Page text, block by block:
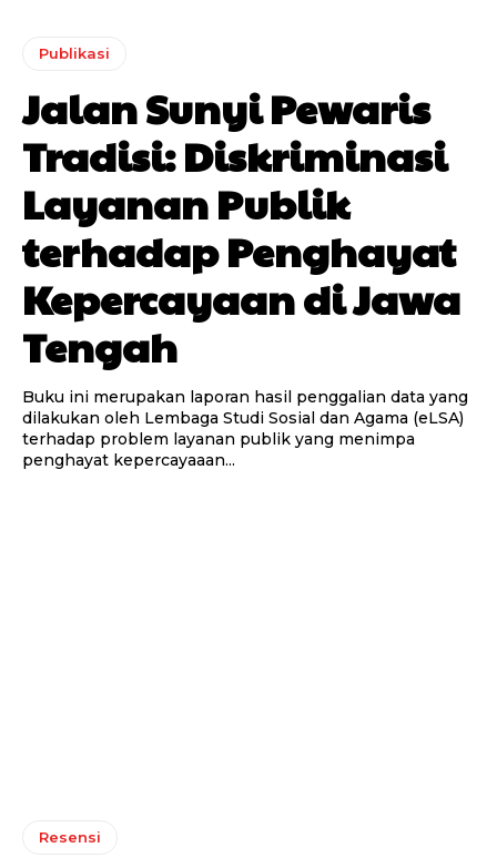
Publikasi
Jalan Sunyi Pewaris
Tradisi: Diskriminasi
Layanan Publik
terhadap Penghayat
Kepercayaan di Jawa
Tengah
Buku ini merupakan laporan hasil penggalian data yang
dilakukan oleh Lembaga Studi Sosial dan Agama (eLSA)
terhadap problem layanan publik yang menimpa
penghayat kepercayaaan...
Resensi